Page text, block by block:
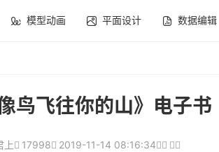
模型动画 平面设计 数据编辑
鸟飞往你的山》电子书
上 17998 2019-11-14 08:16:34